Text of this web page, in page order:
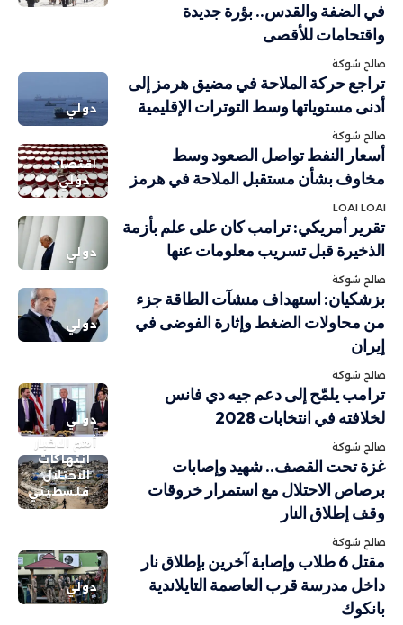
في الضفة والقدس.. بؤرة جديدة
واقتحامات للأقصى
صالح شوكة
دولي
تراجع حركة الملاحة في مضيق هرمز إلى
أدنى مستوياتها وسط التوترات الإقليمية
صالح شوكة
اقتصاد
دولي
أسعار النفط تواصل الصعود وسط
مخاوف بشأن مستقبل الملاحة في هرمز
LOAI LOAI
دولي
تقرير أمريكي: ترامب كان على علم بأزمة
الذخيرة قبل تسريب معلومات عنها
صالح شوكة
دولي
بزشكيان: استهداف منشآت الطاقة جزء
من محاولات الضغط وإثارة الفوضى في
إيران
صالح شوكة
دولي
ترامب يلمّح إلى دعم جيه دي فانس
لخلافته في انتخابات 2028
صالح شوكة
أهم الاخبار
انتهاكات
الاحتلال
فلسطيني
غزة تحت القصف.. شهيد وإصابات
برصاص الاحتلال مع استمرار خروقات
وقف إطلاق النار
صالح شوكة
دولي
مقتل 6 طلاب وإصابة آخرين بإطلاق نار
داخل مدرسة قرب العاصمة التايلاندية
بانكوك